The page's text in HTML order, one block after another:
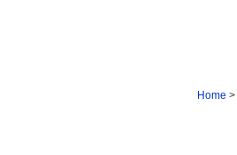
Home >